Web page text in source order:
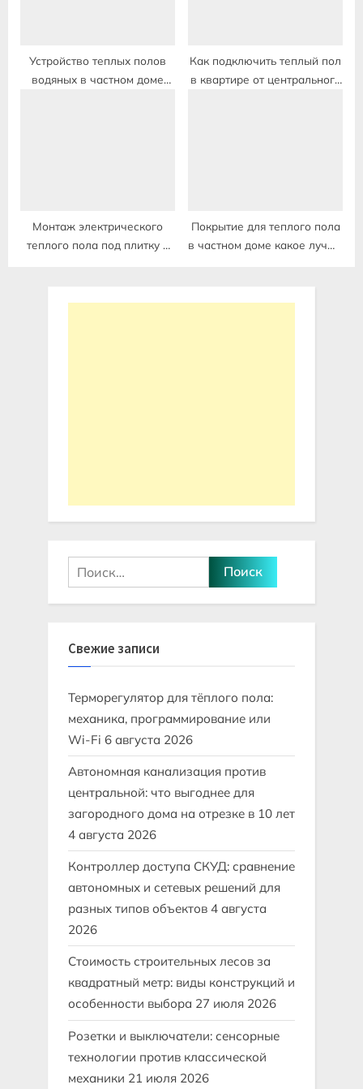
Устройство теплых полов
водяных в частном доме
Как подключить теплый пол
в квартире от центрального
Монтаж электрического
теплого пола под плитку в
Покрытие для теплого пола
в частном доме какое лучше
Найти:
Свежие записи
Терморегулятор для тёплого пола:
механика, программирование или
Wi-Fi 6 августа 2026
Автономная канализация против
центральной: что выгоднее для
загородного дома на отрезке в 10 лет
4 августа 2026
Контроллер доступа СКУД: сравнение
автономных и сетевых решений для
разных типов объектов 4 августа
2026
Стоимость строительных лесов за
квадратный метр: виды конструкций и
особенности выбора 27 июля 2026
Розетки и выключатели: сенсорные
технологии против классической
механики 21 июля 2026